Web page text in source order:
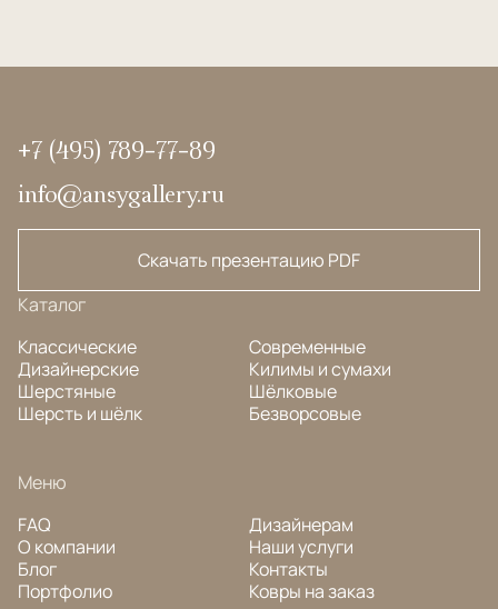
+7 (495) 789-77-89
info@ansygallery.ru
Скачать презентацию PDF
Каталог
Классические
Дизайнерские
Шерстяные
Шерсть и шёлк
Современные
Килимы и сумахи
Шёлковые
Безворсовые
Меню
FAQ
О компании
Блог
Портфолио
Дизайнерам
Наши услуги
Контакты
Ковры на заказ